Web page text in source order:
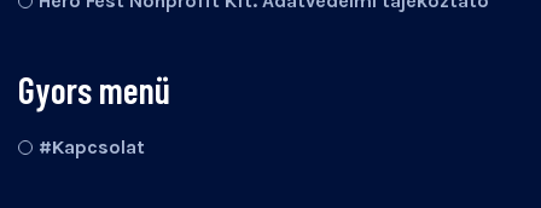
Gyors menü
#Kapcsolat